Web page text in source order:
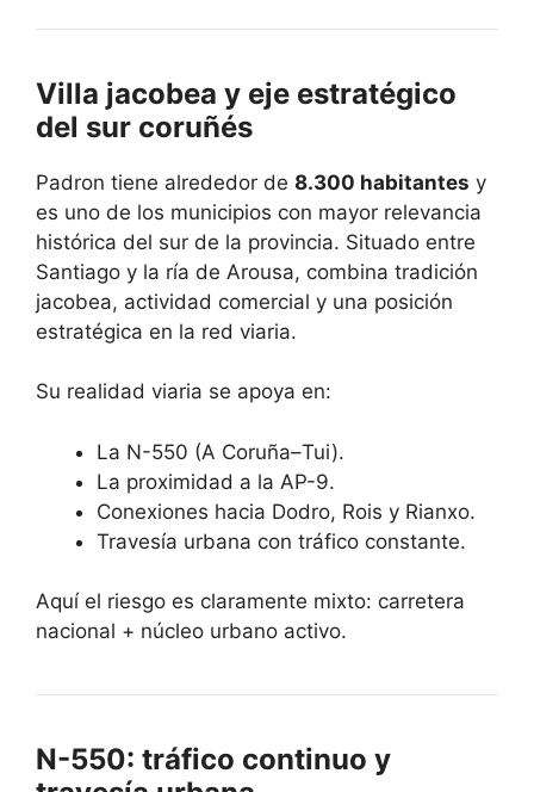
Villa jacobea y eje estratégico
del sur coruñés
Padron tiene alrededor de 8.300 habitantes y
es uno de los municipios con mayor relevancia
histórica del sur de la provincia. Situado entre
Santiago y la ría de Arousa, combina tradición
jacobea, actividad comercial y una posición
estratégica en la red viaria.
Su realidad viaria se apoya en:
La N-550 (A Coruña–Tui).
La proximidad a la AP-9.
Conexiones hacia Dodro, Rois y Rianxo.
Travesía urbana con tráfico constante.
Aquí el riesgo es claramente mixto: carretera
nacional + núcleo urbano activo.
N-550: tráfico continuo y